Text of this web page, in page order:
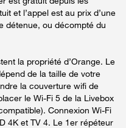
et l’appel est au prix d’une
détenue, ou décompté du
la propriété d’Orange. Le
de la taille de votre
la couverture wifi de
le Wi-Fi 5 de la Livebox
Connexion Wi-Fi
4K et TV 4. Le 1er répéteur